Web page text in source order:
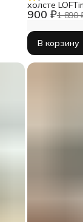
900 ₽1 890
холсте
В корзину